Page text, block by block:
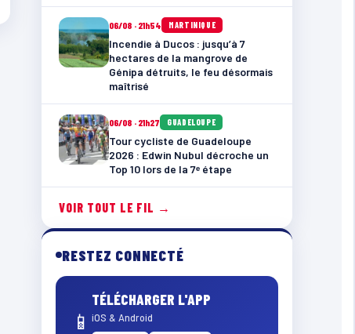
06/08 · 21h54 MARTINIQUE
Incendie à Ducos : jusqu’à 7
hectares de la mangrove de
Génipa détruits, le feu désormais
maîtrisé
06/08 · 21h27 GUADELOUPE
Tour cycliste de Guadeloupe
2026 : Edwin Nubul décroche un
Top 10 lors de la 7ᵉ étape
VOIR TOUT LE FIL →
RESTEZ CONNECTÉ
📱
TÉLÉCHARGER L'APP
iOS & Android